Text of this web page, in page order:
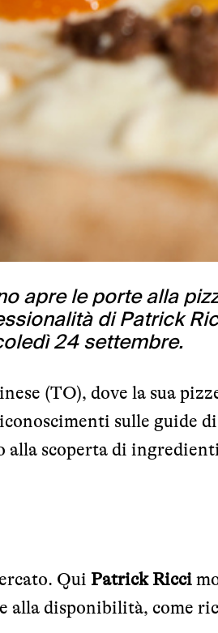
apre le porte alla
di Patrick
24 settembre.
(TO), dove la sua
sulle guide
alla scoperta di
Qui Patrick Ricci
alla disponibilità, come